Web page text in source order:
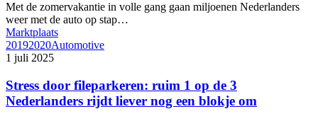
Met de zomervakantie in volle gang gaan miljoenen Nederlanders
weer met de auto op stap…
Marktplaats
20192020Automotive
1 juli 2025
Stress door fileparkeren: ruim 1 op de 3
Nederlanders rijdt liever nog een blokje om